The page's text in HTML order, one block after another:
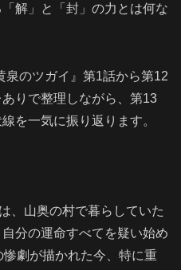
解」と「封」の力とは何な
泉のツガイ』第1話から第12
りで整理しながら、第13
を一気に振り返ります。
、山奥の村で暮らしていた
分の運命すべてを疑い始め
劇が描かれた今、特に重